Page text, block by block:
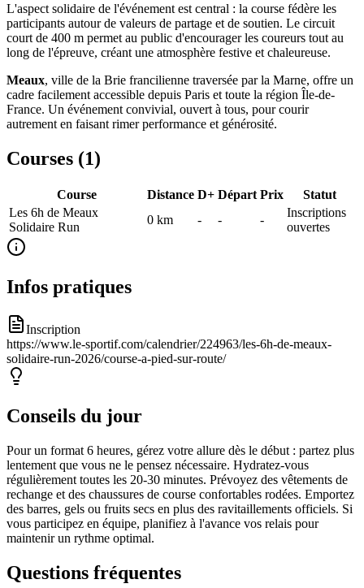
L'aspect solidaire de l'événement est central : la course fédère les
participants autour de valeurs de partage et de soutien. Le circuit
court de 400 m permet au public d'encourager les coureurs tout au
long de l'épreuve, créant une atmosphère festive et chaleureuse.
Meaux, ville de la Brie francilienne traversée par la Marne, offre un
cadre facilement accessible depuis Paris et toute la région Île-de-
France. Un événement convivial, ouvert à tous, pour courir
autrement en faisant rimer performance et générosité.
Courses (1)
Course Distance D+ Départ Prix
Statut
Les 6h de Meaux
Solidaire Run
0 km - - -
Inscriptions
ouvertes
Infos pratiques
Inscription
https://www.le-sportif.com/calendrier/224963/les-6h-de-meaux-
solidaire-run-2026/course-a-pied-sur-route/
Conseils du jour
Pour un format 6 heures, gérez votre allure dès le début : partez plus
lentement que vous ne le pensez nécessaire. Hydratez-vous
régulièrement toutes les 20-30 minutes. Prévoyez des vêtements de
rechange et des chaussures de course confortables rodées. Emportez
des barres, gels ou fruits secs en plus des ravitaillements officiels. Si
vous participez en équipe, planifiez à l'avance vos relais pour
maintenir un rythme optimal.
Questions fréquentes